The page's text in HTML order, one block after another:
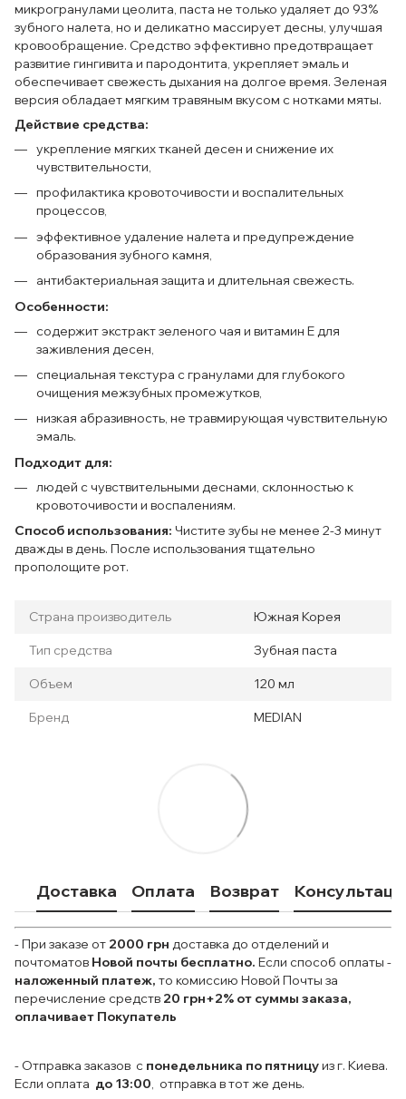
микрогранулами цеолита, паста не только удаляет до 93%
зубного налета, но и деликатно массирует десны, улучшая
кровообращение. Средство эффективно предотвращает
развитие гингивита и пародонтита, укрепляет эмаль и
обеспечивает свежесть дыхания на долгое время. Зеленая
версия обладает мягким травяным вкусом с нотками мяты.
Действие средства:
укрепление мягких тканей десен и снижение их
чувствительности,
профилактика кровоточивости и воспалительных
процессов,
эффективное удаление налета и предупреждение
образования зубного камня,
антибактериальная защита и длительная свежесть.
Особенности:
содержит экстракт зеленого чая и витамин Е для
заживления десен,
специальная текстура с гранулами для глубокого
очищения межзубных промежутков,
низкая абразивность, не травмирующая чувствительную
эмаль.
Подходит для:
людей с чувствительными деснами, склонностью к
кровоточивости и воспалениям.
Способ использования: Чистите зубы не менее 2-3 минут
дважды в день. После использования тщательно
прополощите рот.
Страна производитель Южная Корея
Тип средства Зубная паста
Объем 120 мл
Бренд MEDIAN
Доставка Оплата Возврат
- При заказе от 2000 грн доставка до отделений и
почтоматов Новой почты бесплатно. Если способ оплаты -
наложенный платеж, то комиссию Новой Почты за
перечисление средств 20 грн+2% от суммы заказа,
оплачивает Покупатель
- Отправка заказов с понедельника по пятницуиз г. Киева.
Если оплата до 13:00, отправка в тот же день.